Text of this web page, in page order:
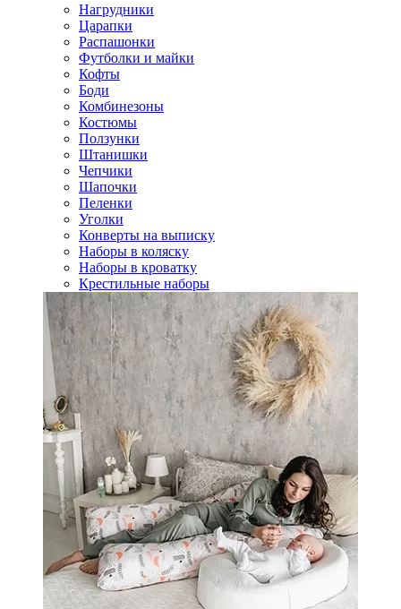
Нагрудники
Царапки
Распашонки
Футболки и майки
Кофты
Боди
Комбинезоны
Костюмы
Ползунки
Штанишки
Чепчики
Шапочки
Пеленки
Уголки
Конверты на выписку
Наборы в коляску
Наборы в кроватку
Крестильные наборы